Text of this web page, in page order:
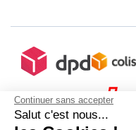
Continuer sans accepter
Salut c'est nous...